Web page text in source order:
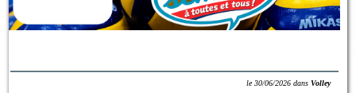
le30/06/2026 dansVolley